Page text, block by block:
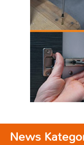
News